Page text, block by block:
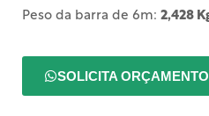
Peso da barra de 6m: 2,428
SOLICITA ORÇAMENTO